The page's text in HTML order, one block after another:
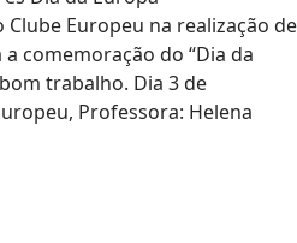
Europeu na realização de
comemoração do “Dia da
trabalho. Dia 3 de
Professora: Helena